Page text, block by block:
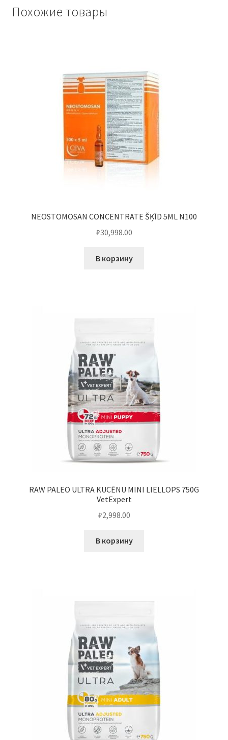
Похожие товары
NEOSTOMOSAN CONCENTRATE ŠĶĪD 5ML N100
₽30,998.00
В корзину
RAW PALEO ULTRA KUCĒNU MINI LIELLOPS 750G
VetExpert
₽2,998.00
В корзину